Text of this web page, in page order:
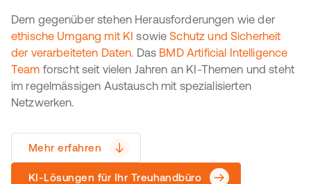
Dem gegenüber stehen Herausforderungen wie der
ethische Umgang mit KI sowie Schutz und Sicherheit
der verarbeiteten Daten. Das BMD Artificial Intelligence
Team forscht seit vielen Jahren an KI-Themen und steht
im regelmässigen Austausch mit spezialisierten
Netzwerken.
Mehr erfahren
KI-Lösungen für Ihr Treuhandbüro